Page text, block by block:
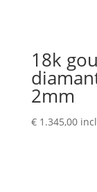
18k
2mm
€1.345,00